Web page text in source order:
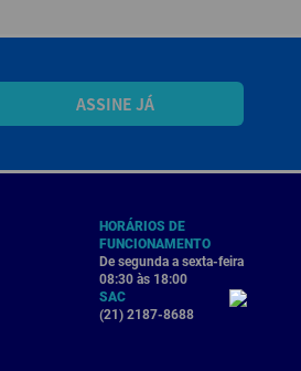
ASSINE JÁ
HORÁRIOS DE
FUNCIONAMENTO
De segunda a sexta-feira
08:30 às 18:00
SAC
(21) 2187-8688